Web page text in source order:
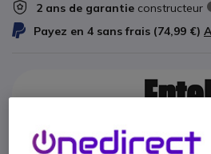
2 ans de garantie constructeur
Payez en 4 sans frais (74,99 €)
Points Forts